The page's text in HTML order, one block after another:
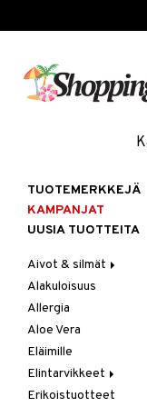
TUOTEMERKKEJÄ
KAMPANJAT
UUSIA TUOTTEITA
Aivot & silmät
Muisti
Rasvahapot
Silmät
Alakuloisuus
Allergia
Aloe Vera
Eläimille
Elintarvikkeet
Hedelmät & pähkinät
Erikoistuotteet